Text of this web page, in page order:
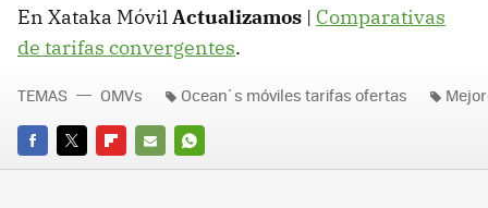
En Xataka MóvilActualizamos | Comparativas
de tarifas convergentes.
FACEBOOK
TWITTERFLIPBOARD
E-
WHATSAPP
TEMAS OMVs Ocean´s móviles tarifas ofertas